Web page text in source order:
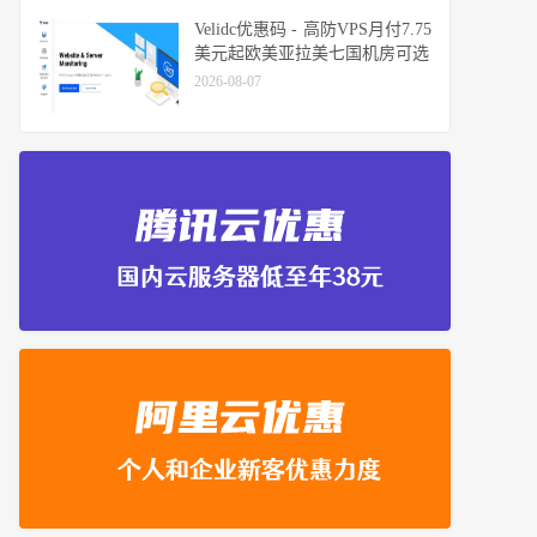
Velidc优惠码 - 高防VPS月付7.75
美元起欧美亚拉美七国机房可选
2026-08-07